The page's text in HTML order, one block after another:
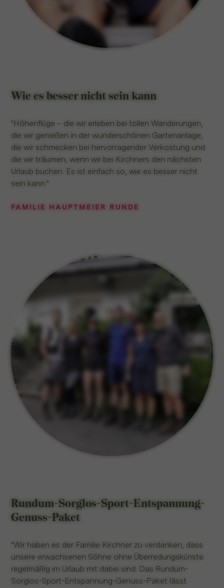
Wie es besser nicht sein kann
"Höhenflüge – die wir erleben bei tollen Wanderungen,
die wir genießen in der wunderschönen Gartenanlage,
die wir schmecken bei hervorragender Verkostung und
die wir träumen, wenn wir bei Kirchners den nächsten
Urlaub buchen. Es ist einfach so, wie es besser nicht
sein kann."
FAMILIE HAUPTMEIER RUNDE
Rundum-Sorglos-Sport-Entspannung-
Genuss-Paket
"Wir haben es der Familie Kirchner zu verdanken, dass
unsere erwachsenen Söhne ohne Überredungskünste
regelmäßig im Urlaub mit dabei sind. Das Rundum-
Sorglos-Sport-Entspannung-Genuss-Paket lässt